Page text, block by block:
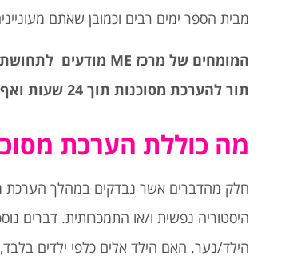
מבית הספר ימים רבים וכמובן שאתם
המומחים של מרכז ME מודעים
תור להערכת מסוכנות תוך 24 שעות ואף אחד לא ידע שהילד עבר הערכה זאת ומדוע.
מה כוללת הערכת
חלק מהדברים אשר נבדקים במהלך הערכת
היסטוריה נפשית ו/או התמכרותית. דברים
הילד/נער. האם הילד אלים כלפי ילדים